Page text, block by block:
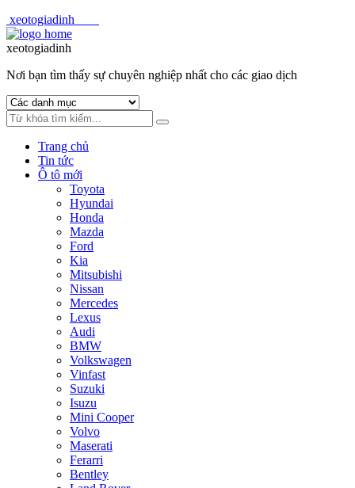
xeotogiadinh
Skip
to
Skip
to
xeotogiadinh
Nơi bạn tìm thấy sự chuyên nghiệp nhất cho các giao dịch
Trang chủ
Tin tức
Ô tô mới
Toyota
Hyundai
Honda
Mazda
Ford
Kia
Mitsubishi
Nissan
Mercedes
Lexus
Audi
BMW
Volkswagen
Vinfast
Suzuki
Isuzu
Mini Cooper
Volvo
Maserati
Ferarri
Bentley